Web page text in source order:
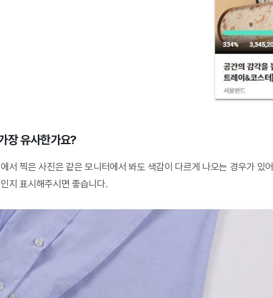
장 유사한가요?
서 찍은 사진은 같은 모니터에서 봐도 색감이 다르게 나오는 경우가 있
지 표시해주시면 좋습니다.